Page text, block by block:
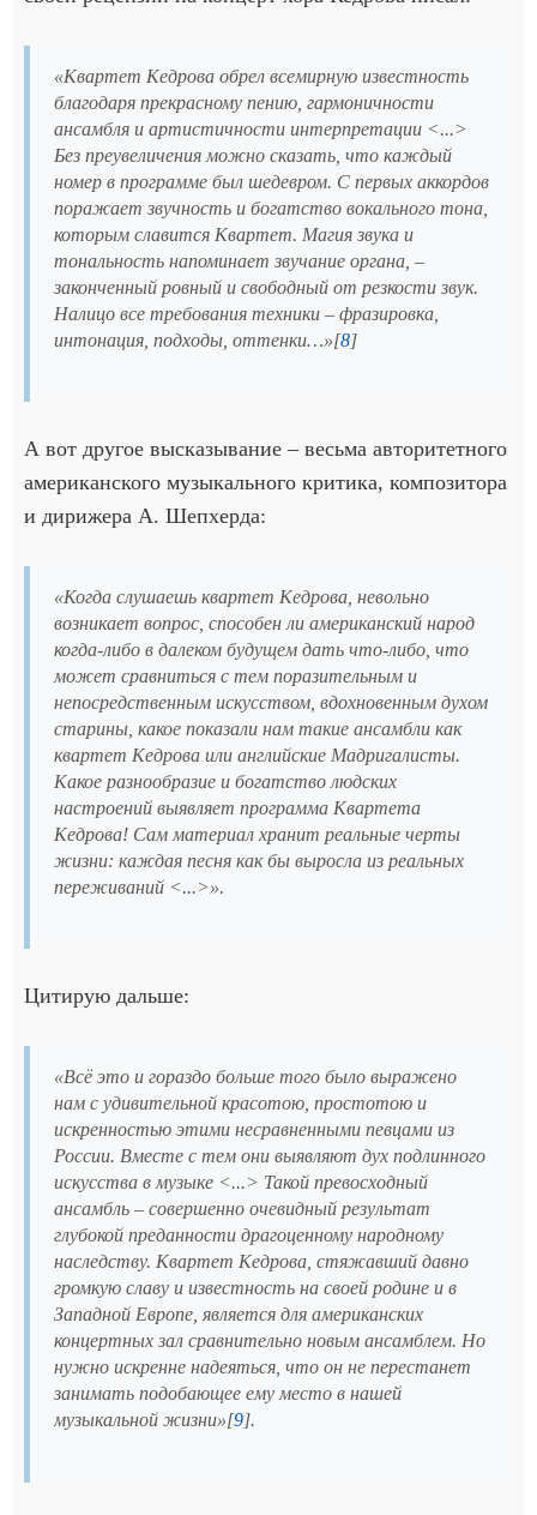
«Квартет Кедрова обрел всемирную известность
благодаря прекрасному пению, гармоничности
ансамбля и артистичности интерпретации <...>
Без преувеличения можно сказать, что каждый
номер в программе был шедевром. С первых аккордов
поражает звучность и богатство вокального тона,
которым славится Квартет. Магия звука и
тональность напоминает звучание органа, –
законченный ровный и свободный от резкости звук.
Налицо все требования техники – фразировка,
интонация, подходы, оттенки…»[8]
А вот другое высказывание – весьма авторитетного
американского музыкального критика, композитора
и дирижера А. Шепхерда:
«Когда слушаешь квартет Кедрова, невольно
возникает вопрос, способен ли американский народ
когда-либо в далеком будущем дать что-либо, что
может сравниться с тем поразительным и
непосредственным искусством, вдохновенным духом
старины, какое показали нам такие ансамбли как
квартет Кедрова или английские Мадригалисты.
Какое разнообразие и богатство людских
настроений выявляет программа Квартета
Кедрова! Сам материал хранит реальные черты
жизни: каждая песня как бы выросла из реальных
переживаний <...>».
Цитирую дальше:
«Всё это и гораздо больше того было выражено
нам с удивительной красотою, простотою и
искренностью этими несравненными певцами из
России. Вместе с тем они выявляют дух подлинного
искусства в музыке <...> Такой превосходный
ансамбль – совершенно очевидный результат
глубокой преданности драгоценному народному
наследству. Квартет Кедрова, стяжавший давно
громкую славу и известность на своей родине и в
Западной Европе, является для американских
концертных зал сравнительно новым ансамблем. Но
нужно искренне надеяться, что он не перестанет
занимать подобающее ему место в нашей
музыкальной жизни»[9].